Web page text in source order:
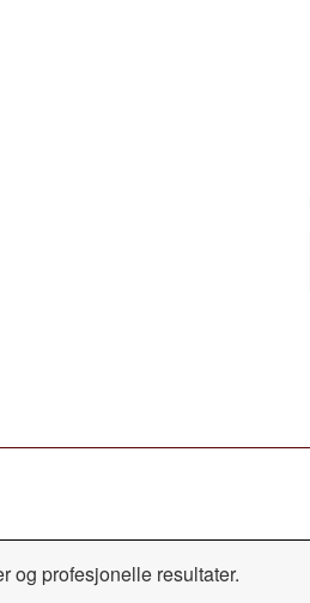
og profesjonelle resultater.